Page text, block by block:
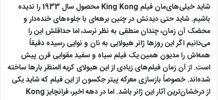
شاید خیلی‌های‌مان فیلم King Kong محصول سال 1933 را ندیده
باشیم. شاید حتی دیدنش در چنین برهه‌ای با جلوه‌های خنده‌دار و
محضک آن زمان، چندان منطقی به نظر نرسد، اما حداقلش این را
می‌دانیم اگر این روزها ژانر هیولایی به نان و نوایی رسیده دقیقاً
همه‌اش را مدیون همین یک فیلم سیاه و سفید مقوایی قرن پیش
است. از آن زمان فیلم‌های زیادی از این هیولای کریه المنظر بارها ساخته
شده‌اند. خصوصاً بازسازی معرکه پیتر جکسون از این فیلم که شاید یکی
از درخشان‌ترین آثار این ژانر باشد. اما در دهه اخیر، فرانچایز Kong